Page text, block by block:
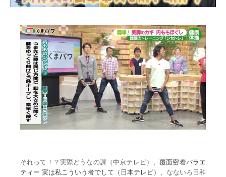
それって！？実際どうなの課（中京テレビ）
、覆面密着バラエ
ティー 実は私こういう者でして（日本テレビ）、 なないろ日和